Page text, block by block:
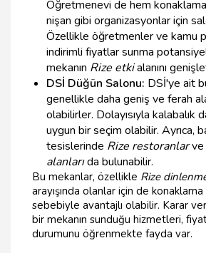
Öğretmenevi de hem
nişan gibi organizasyonlar için
Özellikle öğretmenler ve kamu
indirimli fiyatlar sunma
mekanın Rize etkialanını
DSİ Düğün Salonu: DSİ'ye ait
genellikle daha geniş ve ferah
olabilirler. Dolayısıyla kalabalık
uygun bir seçim olabilir. Ayrıca,
tesislerinde Rize restoranlarve
alanlarıda bulunabilir.
Bu mekanlar, özellikle Rize
arayışında olanlar için de konaklama
sebebiyle avantajlı olabilir. Karar
bir mekanın sunduğu hizmetleri,
durumunu öğrenmekte fayda var.